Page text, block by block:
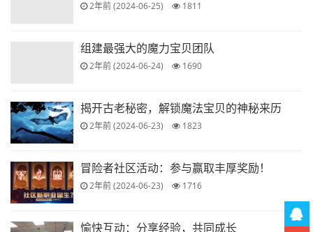
2年前 (2024-06-25) 1811
组建最强大的魔力宝贝团队
2年前 (2024-06-24) 1690
揭开古老秘密，解锁魔法宝贝的神秘来历
2年前 (2024-06-23) 1823
冒险者社区活动：参与赢取丰厚奖励！
2年前 (2024-06-23) 1716
愉快互动：分享经验，共同成长